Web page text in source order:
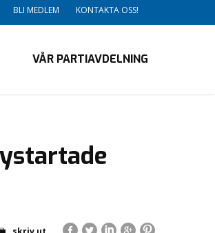
BLI MEDLEM KONTAKTA OSS!
VÅR PARTIAVDELNING